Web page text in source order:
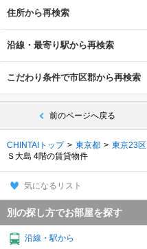
住所から再検索
沿線・最寄り駅から再検索
こだわり条件で市区郡から再検索
前のページへ戻る
CHINTAIトップ 東京都 東京23区
Ｓ大島 4階の賃貸物件
気になるリスト
別の探し方でお部屋を探す
沿線・駅から